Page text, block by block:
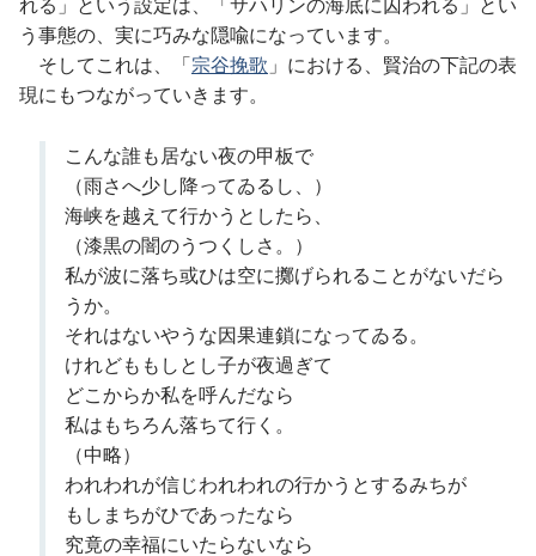
れる」という設定は、「サハリンの海底に囚われる」とい
う事態の、実に巧みな隠喩になっています。
そしてこれは、「 宗谷挽歌 」における、賢治の下記の表
現にもつながっていきます。
こんな誰も居ない夜の甲板で
（雨さへ少し降ってゐるし、）
海峡を越えて行かうとしたら、
（漆黒の闇のうつくしさ。）
私が波に落ち或ひは空に擲げられることがないだら
うか。
それはないやうな因果連鎖になってゐる。
けれどももしとし子が夜過ぎて
どこからか私を呼んだなら
私はもちろん落ちて行く。
（中略）
われわれが信じわれわれの行かうとするみちが
もしまちがひであったなら
究竟の幸福にいたらないなら